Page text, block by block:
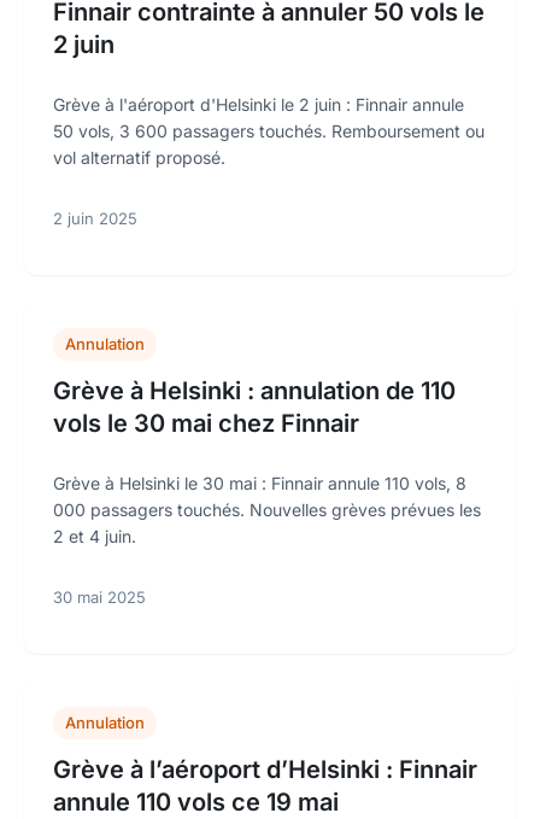
Finnair contrainte à annuler 50 vols le
2 juin
Grève à l'aéroport d'Helsinki le 2 juin : Finnair annule
50 vols, 3 600 passagers touchés. Remboursement ou
vol alternatif proposé.
2 juin 2025
Annulation
Grève à Helsinki : annulation de 110
vols le 30 mai chez Finnair
Grève à Helsinki le 30 mai : Finnair annule 110 vols, 8
000 passagers touchés. Nouvelles grèves prévues les
2 et 4 juin.
30 mai 2025
Annulation
Grève à l’aéroport d’Helsinki : Finnair
annule 110 vols ce 19 mai